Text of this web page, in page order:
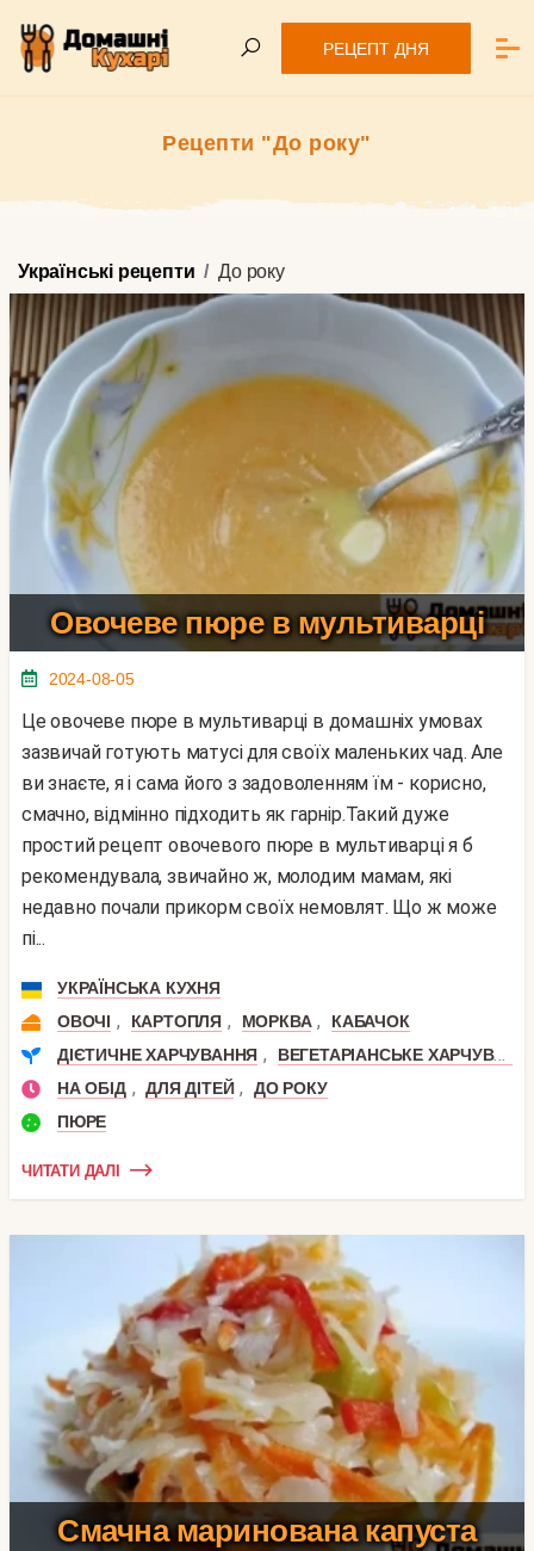
РЕЦЕПТ ДНЯ
Рецепти "До року"
Українські рецепти До року
Овочеве пюре в мультиварці
2024-08-05
Це овочеве пюре в мультиварці в домашніх умовах
зазвичай готують матусі для своїх маленьких чад. Але
ви знаєте, я і сама його з задоволенням їм - корисно,
смачно, відмінно підходить як гарнір.Такий дуже
простий рецепт овочевого пюре в мультиварці я б
рекомендувала, звичайно ж, молодим мамам, які
недавно почали прикорм своїх немовлят. Що ж може
пі...
УКРАЇНСЬКА КУХНЯ
ОВОЧІ , КАРТОПЛЯ , МОРКВА ,
КАБАЧОК
ДІЄТИЧНЕ ХАРЧУВАННЯ ,
ВЕГЕТАРІАНСЬКЕ ХАРЧУВАННЯ
НА ОБІД , ДЛЯ ДІТЕЙ ,
ДО РОКУ
ПЮРЕ
ЧИТАТИ ДАЛІ
Смачна маринована капуста